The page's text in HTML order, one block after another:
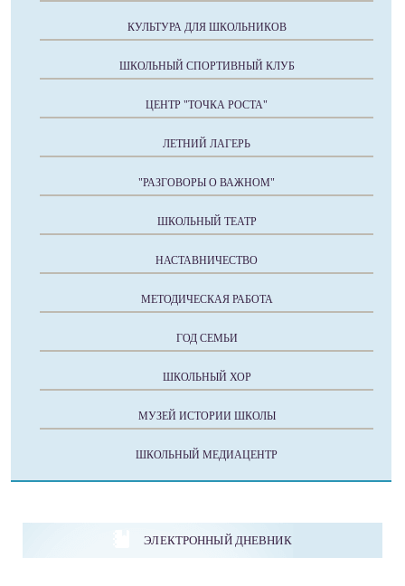
КУЛЬТУРА ДЛЯ ШКОЛЬНИКОВ
ШКОЛЬНЫЙ СПОРТИВНЫЙ КЛУБ
ЦЕНТР "ТОЧКА РОСТА"
ЛЕТНИЙ ЛАГЕРЬ
"РАЗГОВОРЫ О ВАЖНОМ"
ШКОЛЬНЫЙ ТЕАТР
НАСТАВНИЧЕСТВО
МЕТОДИЧЕСКАЯ РАБОТА
ГОД СЕМЬИ
ШКОЛЬНЫЙ ХОР
МУЗЕЙ ИСТОРИИ ШКОЛЫ
ШКОЛЬНЫЙ МЕДИАЦЕНТР
ЭЛЕКТРОННЫЙ ДНЕВНИК